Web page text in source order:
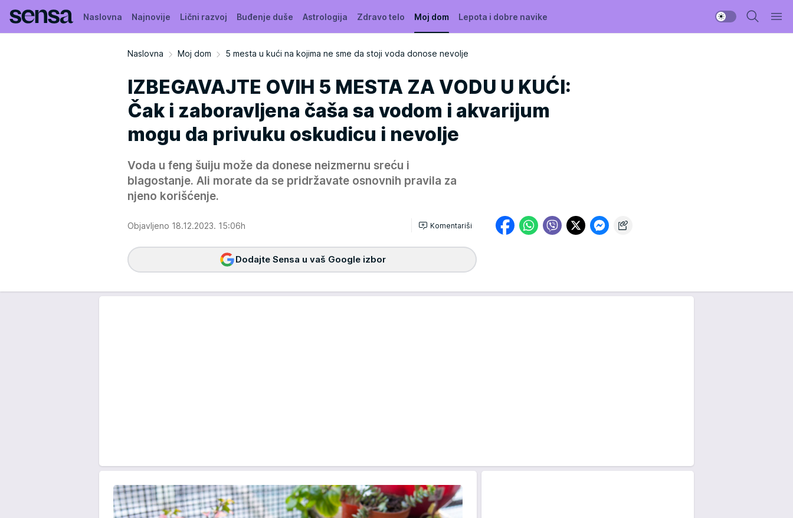
Naslovna Najnovije Lični razvoj Buđenje duše Astrologija Zdravo telo Moj dom Lepota i dobre navike
Naslovna Moj dom 5 mesta u kući na kojima ne sme da stoji voda donose nevolje
IZBEGAVAJTE OVIH 5 MESTA ZA VODU U KUĆI:
Čak i zaboravljena čaša sa vodom i akvarijum
mogu da privuku oskudicu i nevolje
Voda u feng šuiju može da donese neizmernu sreću i
blagostanje. Ali morate da se pridržavate osnovnih pravila za
njeno korišćenje.
Objavljeno 18.12.2023. 15:06h Komentariši
Dodajte Sensa u vaš Google izbor